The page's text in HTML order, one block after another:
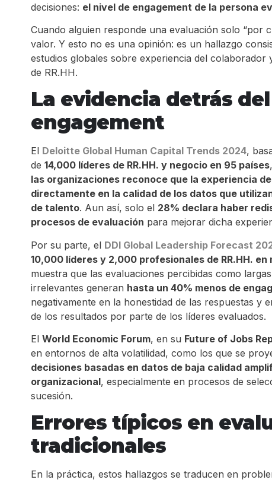
decisiones: el nivel de engagement de la persona
Cuando alguien responde una evaluación solo “por
valor. Y esto no es una opinión: es un hallazgo
estudios globales sobre experiencia del colaborador
de RR.HH.
La evidencia detrás del
engagement
El Deloitte Global Human Capital Trends 2024,
de 14,000 líderes de RR.HH. y negocio en 95 países
las organizaciones reconoce que la experiencia
directamente en la calidad de los datos que
de talento. Aun así, solo el 28% declara haber
procesos de evaluación para mejorar dicha
Por su parte, el DDI Global Leadership Forecast
10,000 líderes y 2,000 profesionales de RR.HH. en
muestra que las evaluaciones percibidas como
irrelevantes generan hasta un 40% menos de
negativamente en la honestidad de las respuestas y
de los resultados por parte de los líderes evaluados.
El World Economic Forum, en su Future of Jobs
en entornos de alta volatilidad, como los que se
decisiones basadas en datos de baja calidad
organizacional, especialmente en procesos de
sucesión.
Errores típicos en
tradicionales
En la práctica, estos hallazgos se traducen en